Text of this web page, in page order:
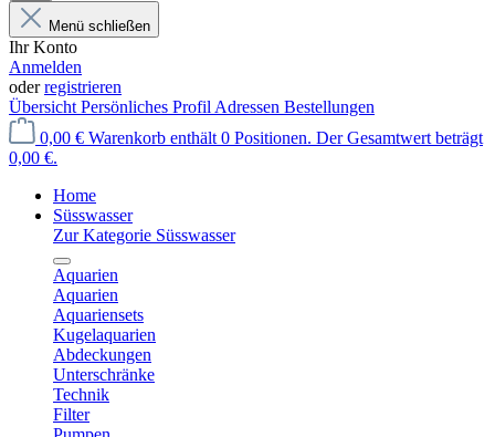
Menü schließen
Ihr Konto
Anmelden
oderregistrieren
Übersicht Persönliches Profil Adressen Bestellungen
0,00 € Warenkorb enthält 0 Positionen. Der Gesamtwert beträgt
0,00 €.
Home
Süsswasser
Zur Kategorie Süsswasser
Aquarien
Aquarien
Aquariensets
Kugelaquarien
Abdeckungen
Unterschränke
Technik
Filter